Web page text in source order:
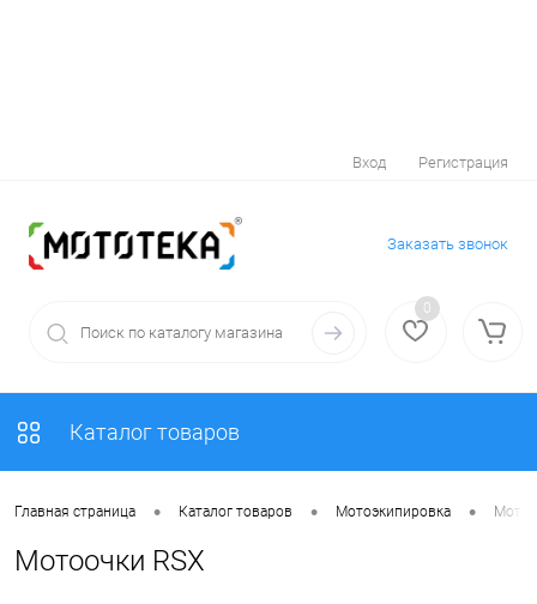
Вход Регистрация
Заказать звонок
0
Каталог товаров
Главная страница • Каталог товаров • Мотоэкипировка •
Мотоочки RSX